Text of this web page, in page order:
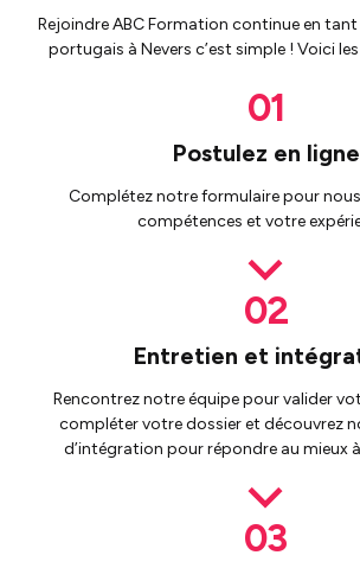
Rejoindre ABC Formation continue en
portugais à Nevers c’est simple ! Voici
Postulez en ligne
Complétez notre formulaire pour
compétences et votre
Entretien et
Rencontrez notre équipe pour valider
compléter votre dossier et découvrez
d’intégration pour répondre au mieux